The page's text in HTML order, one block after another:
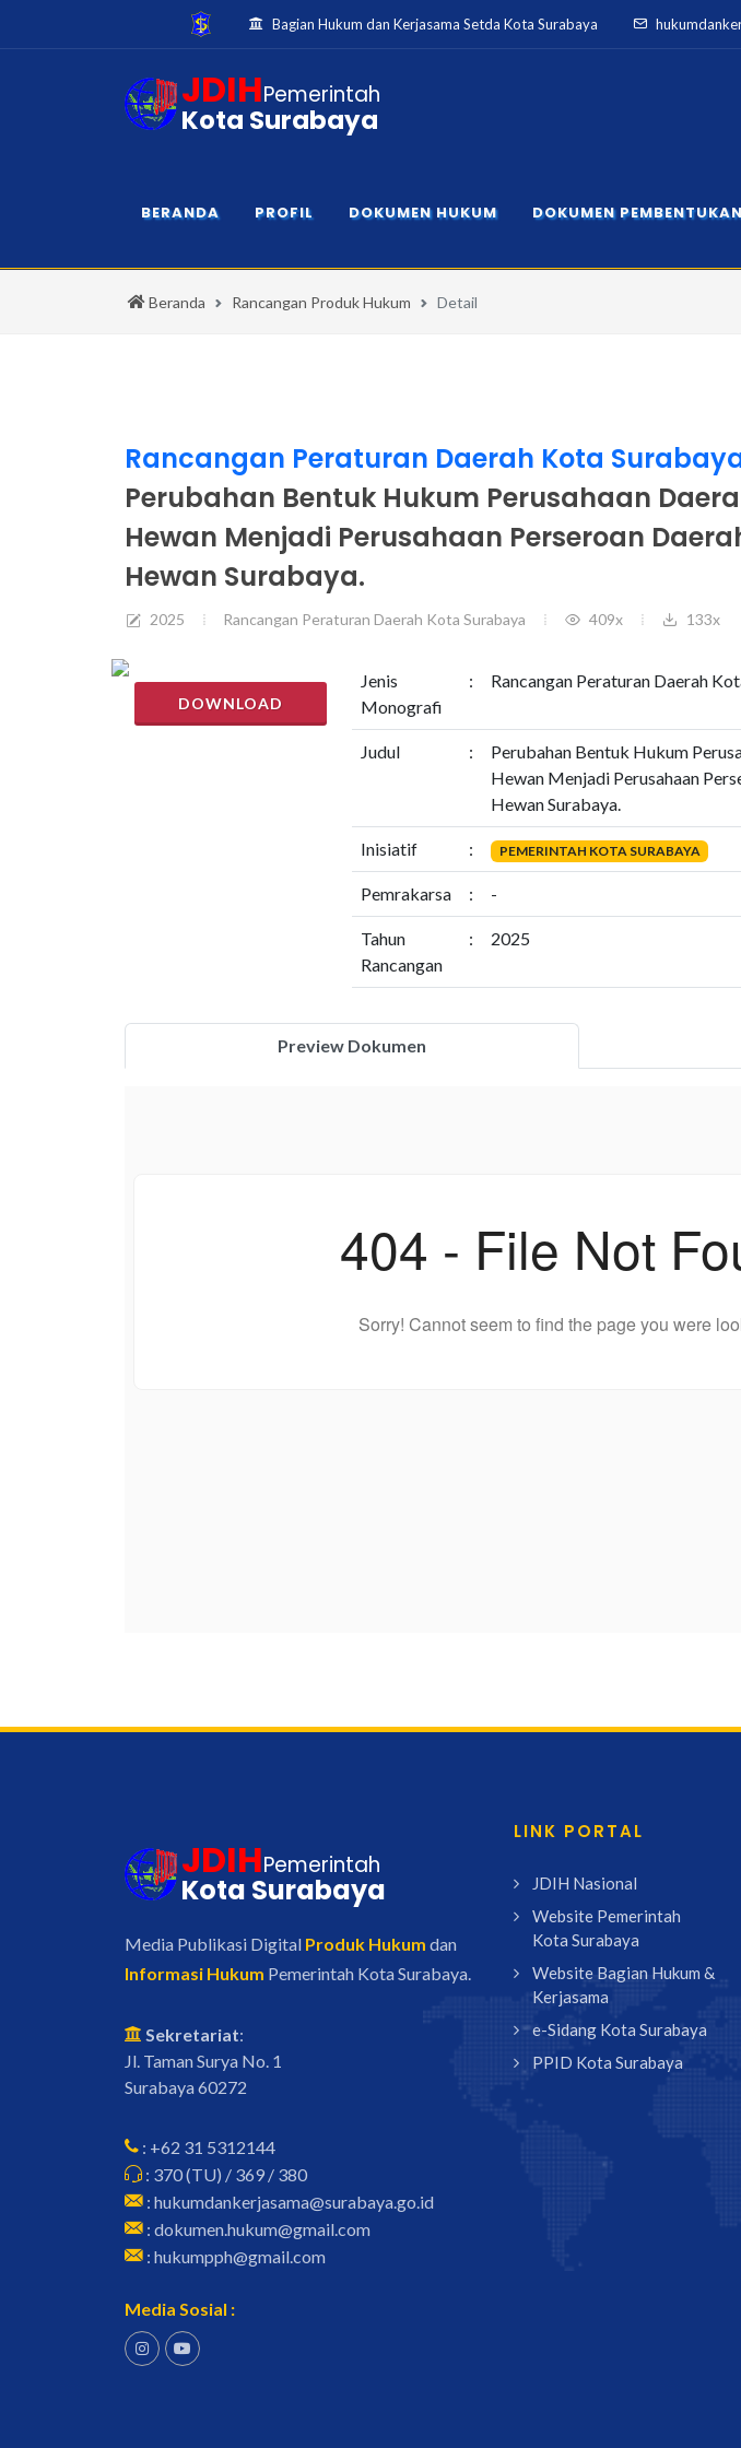
Bagian Hukum dan Kerjasama Setda Kota Surabaya
JDIHPemerintah
Kota Surabaya
BERANDA PROFIL DOKUMEN HUKUM DOKUMEN
Beranda Rancangan Produk Hukum Detail
Rancangan Peraturan Daerah Kota
Perubahan Bentuk Hukum Perusahaan
Hewan Menjadi Perusahaan Perseroan
Hewan Surabaya.
2025 Rancangan Peraturan Daerah Kota Surabaya 409x 133x
DOWNLOAD
Jenis
Monografi
: Rancangan Peraturan Daerah
Judul :
Perubahan Bentuk Hukum
Hewan Menjadi Perusahaan
Hewan Surabaya.
Inisiatif : PEMERINTAH KOTA SURABAYA
Pemrakarsa : -
Tahun
Rancangan
: 2025
Preview Dokumen
JDIHPemerintah
Kota Surabaya
Media Publikasi Digital Produk Hukum dan
Informasi Hukum Pemerintah Kota Surabaya.
Sekretariat:
Jl. Taman Surya No. 1
Surabaya 60272
: +62 31 5312144
: 370 (TU) / 369 / 380
: hukumdankerjasama@surabaya.go.id
: dokumen.hukum@gmail.com
: hukumpph@gmail.com
Media Sosial :
LINK PORTAL
JDIH Nasional
Website Pemerintah
Kota Surabaya
Website Bagian Hukum &
Kerjasama
e-Sidang Kota Surabaya
PPID Kota Surabaya